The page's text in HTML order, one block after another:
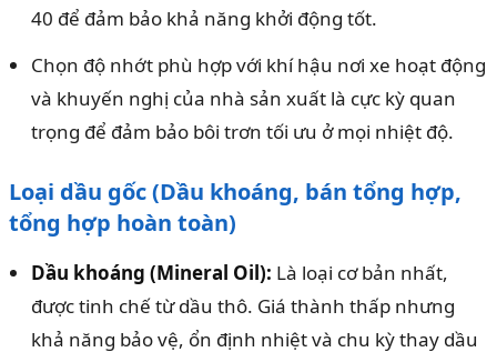
40 để đảm bảo khả năng khởi động tốt.
Chọn độ nhớt phù hợp với khí hậu nơi xe hoạt động
và khuyến nghị của nhà sản xuất là cực kỳ quan
trọng để đảm bảo bôi trơn tối ưu ở mọi nhiệt độ.
Loại dầu gốc (Dầu khoáng, bán tổng hợp,
tổng hợp hoàn toàn)
Dầu khoáng (Mineral Oil): Là loại cơ bản nhất,
được tinh chế từ dầu thô. Giá thành thấp nhưng
khả năng bảo vệ, ổn định nhiệt và chu kỳ thay dầu